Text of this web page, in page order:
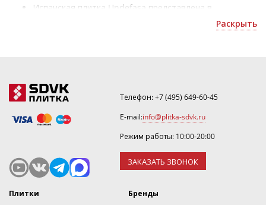
Испанская плитка Undefasa представлена в
разнообразии: формата - 800x800, 1000x315 мм,
рисунка - под мрамор, под паркет, цвета - светло-
Essenza входят: керамогранит, плитка настенная;
Покупая ее, Вы получаете официальную гарантию
возможность приобрести товар по акции или скидки.
Раскрыть
Телефон:+7 (495) 649-60-45
E-mail:info@plitka-sdvk.ru
Режим работы: 10:00-20:00
ЗАКАЗАТЬ ЗВОНОК
Плитки
Бренды